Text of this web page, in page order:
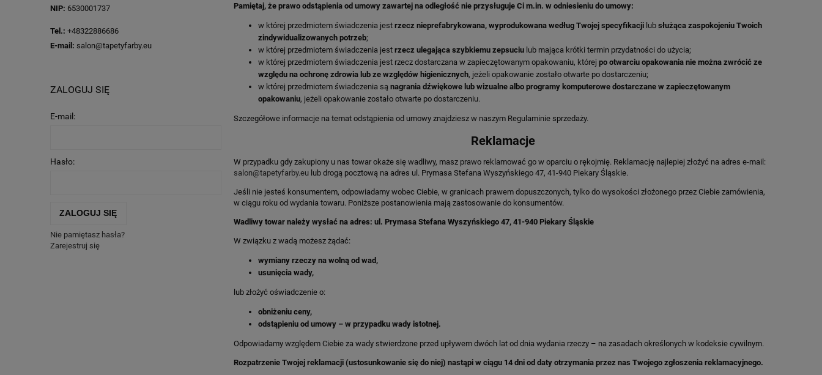
NIP: 6530001737
Tel.: +48322886686
E-mail: salon@tapetyfarby.eu
ZALOGUJ SIĘ
E-mail:
Hasło:
ZALOGUJ SIĘ
Nie pamiętasz hasła?
Zarejestruj się
Pamiętaj, że prawo odstąpienia od umowy zawartej na odległość nie przysługuje Ci m.in. w odniesieniu do umowy:
w której przedmiotem świadczenia jest rzecz nieprefabrykowana, wyprodukowana według Twojej specyfikacji lub służąca zaspokojeniu Twoich
zindywidualizowanych potrzeb;
w której przedmiotem świadczenia jest rzecz ulegająca szybkiemu zepsuciu lub mająca krótki termin przydatności do użycia;
w której przedmiotem świadczenia jest rzecz dostarczana w zapieczętowanym opakowaniu, której po otwarciu opakowania nie można zwrócić ze
względu na ochronę zdrowia lub ze względów higienicznych, jeżeli opakowanie zostało otwarte po dostarczeniu;
w której przedmiotem świadczenia są nagrania dźwiękowe lub wizualne albo programy komputerowe dostarczane w zapieczętowanym
opakowaniu, jeżeli opakowanie zostało otwarte po dostarczeniu.
Szczegółowe informacje na temat odstąpienia od umowy znajdziesz w naszym Regulaminie sprzedaży.
Reklamacje
W przypadku gdy zakupiony u nas towar okaże się wadliwy, masz prawo reklamować go w oparciu o rękojmię. Reklamację najlepiej złożyć na adres e-mail:
salon@tapetyfarby.eu lub drogą pocztową na adres ul. Prymasa Stefana Wyszyńskiego 47, 41-940 Piekary Śląskie.
Jeśli nie jesteś konsumentem, odpowiadamy wobec Ciebie, w granicach prawem dopuszczonych, tylko do wysokości złożonego przez Ciebie zamówienia,
w ciągu roku od wydania towaru. Poniższe postanowienia mają zastosowanie do konsumentów.
Wadliwy towar należy wysłać na adres: ul. Prymasa Stefana Wyszyńskiego 47, 41-940 Piekary Śląskie
W związku z wadą możesz żądać:
wymiany rzeczy na wolną od wad,
usunięcia wady,
lub złożyć oświadczenie o:
obniżeniu ceny,
odstąpieniu od umowy – w przypadku wady istotnej.
Odpowiadamy względem Ciebie za wady stwierdzone przed upływem dwóch lat od dnia wydania rzeczy – na zasadach określonych w kodeksie cywilnym.
Rozpatrzenie Twojej reklamacji (ustosunkowanie się do niej) nastąpi w ciągu 14 dni od daty otrzymania przez nas Twojego zgłoszenia reklamacyjnego.